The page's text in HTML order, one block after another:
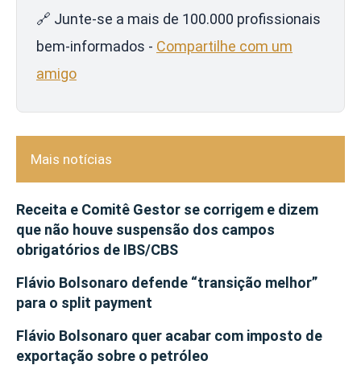
🔗 Junte-se a mais de 100.000 profissionais
bem-informados - Compartilhe com um
amigo
Mais notícias
Receita e Comitê Gestor se corrigem e dizem
que não houve suspensão dos campos
obrigatórios de IBS/CBS
Flávio Bolsonaro defende “transição melhor”
para o split payment
Flávio Bolsonaro quer acabar com imposto de
exportação sobre o petróleo